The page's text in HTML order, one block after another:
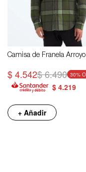
Camisa de Franela Arroyo
$4.542$6.490 30
$ 4.219
+ Añadir